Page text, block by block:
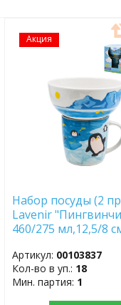
Акция
ДОБАВИТЬ
В
Набор посуды (2
Lavenir
460/275 мл,12,5/8
Артикул: 00103837
Кол-во в уп.: 18
Мин. партия: 1